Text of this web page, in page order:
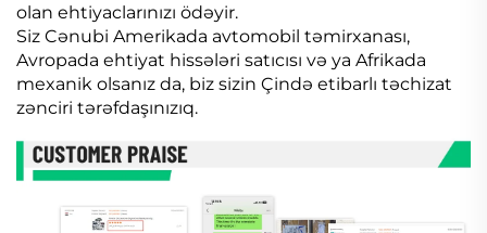
olan ehtiyaclarınızı ödəyir.
Siz Cənubi Amerikada avtomobil təmirxanası,
Avropada ehtiyat hissələri satıcısı və ya Afrikada
mexanik olsanız da, biz sizin Çində etibarlı təchizat
zənciri tərəfdaşınızıq.